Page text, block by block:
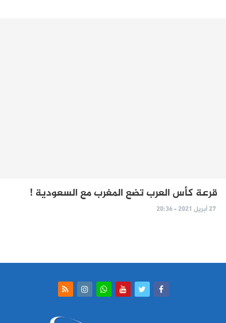
قرعة كأس العرب تضع المغرب مع السعودية !
27 أبريل 2021 - 20:36